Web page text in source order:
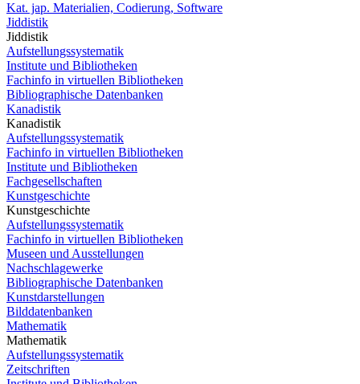
Kat. jap. Materialien, Codierung, Software
Jiddistik
Jiddistik
Aufstellungssystematik
Institute und Bibliotheken
Fachinfo in virtuellen Bibliotheken
Bibliographische Datenbanken
Kanadistik
Kanadistik
Aufstellungssystematik
Fachinfo in virtuellen Bibliotheken
Institute und Bibliotheken
Fachgesellschaften
Kunstgeschichte
Kunstgeschichte
Aufstellungssystematik
Fachinfo in virtuellen Bibliotheken
Museen und Ausstellungen
Nachschlagewerke
Bibliographische Datenbanken
Kunstdarstellungen
Bilddatenbanken
Mathematik
Mathematik
Aufstellungssystematik
Zeitschriften